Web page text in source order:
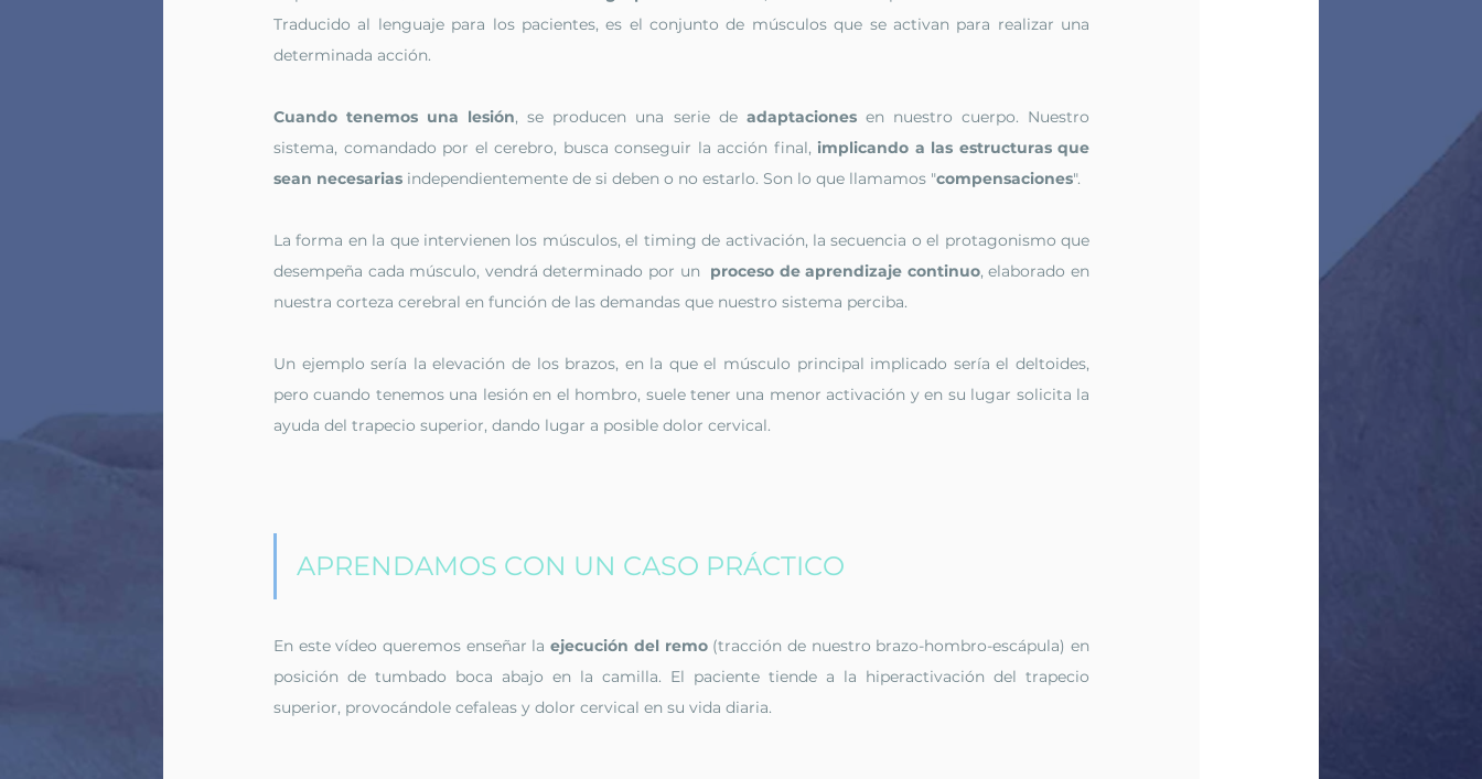
Herramientas fisioterapia Hyrox
Traducido al lenguaje para los pacientes, es el conjunto de músculos que se activan para realizar una
determinada acción.
Cuando tenemos una lesión, se producen una serie de adaptaciones en nuestro cuerpo. Nuestro
sistema, comandado por el cerebro, busca conseguir la acción final, implicando a las estructuras que
sean necesarias independientemente de si deben o no estarlo. Son lo que llamamos "compensaciones".
La forma en la que intervienen los músculos, el timing de activación, la secuencia o el protagonismo que
desempeña cada músculo, vendrá determinado por un proceso de aprendizaje continuo, elaborado en
nuestra corteza cerebral en función de las demandas que nuestro sistema perciba.
Un ejemplo sería la elevación de los brazos, en la que el músculo principal implicado sería el deltoides,
pero cuando tenemos una lesión en el hombro, suele tener una menor activación y en su lugar solicita la
ayuda del trapecio superior, dando lugar a posible dolor cervical.
APRENDAMOS CON UN CASO PRÁCTICO
En este vídeo queremos enseñar la ejecución del remo (tracción de nuestro brazo-hombro-escápula) en
posición de tumbado boca abajo en la camilla. El paciente tiende a la hiperactivación del trapecio
superior, provocándole cefaleas y dolor cervical en su vida diaria.